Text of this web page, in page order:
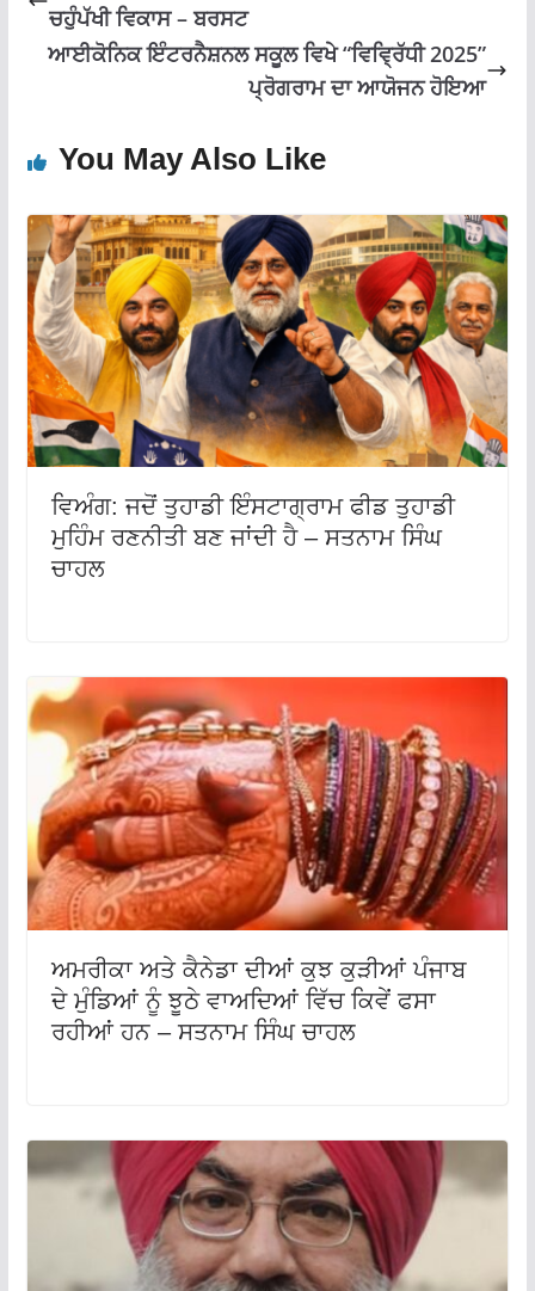
ਚਹੁੰਪੱਖੀ ਵਿਕਾਸ – ਬਰਸਟ
ਆਈਕੋਨਿਕ ਇੰਟਰਨੈਸ਼ਨਲ ਸਕੂਲ ਵਿਖੇ “ਵਿਵ੍ਰਿੱਧੀ 2025”
ਪ੍ਰੋਗਰਾਮ ਦਾ ਆਯੋਜਨ ਹੋਇਆ
You May Also Like
ਵਿਅੰਗ: ਜਦੋਂ ਤੁਹਾਡੀ ਇੰਸਟਾਗ੍ਰਾਮ ਫੀਡ ਤੁਹਾਡੀ
ਮੁਹਿੰਮ ਰਣਨੀਤੀ ਬਣ ਜਾਂਦੀ ਹੈ – ਸਤਨਾਮ ਸਿੰਘ
ਚਾਹਲ
ਅਮਰੀਕਾ ਅਤੇ ਕੈਨੇਡਾ ਦੀਆਂ ਕੁਝ ਕੁੜੀਆਂ ਪੰਜਾਬ
ਦੇ ਮੁੰਡਿਆਂ ਨੂੰ ਝੂਠੇ ਵਾਅਦਿਆਂ ਵਿੱਚ ਕਿਵੇਂ ਫਸਾ
ਰਹੀਆਂ ਹਨ – ਸਤਨਾਮ ਸਿੰਘ ਚਾਹਲ